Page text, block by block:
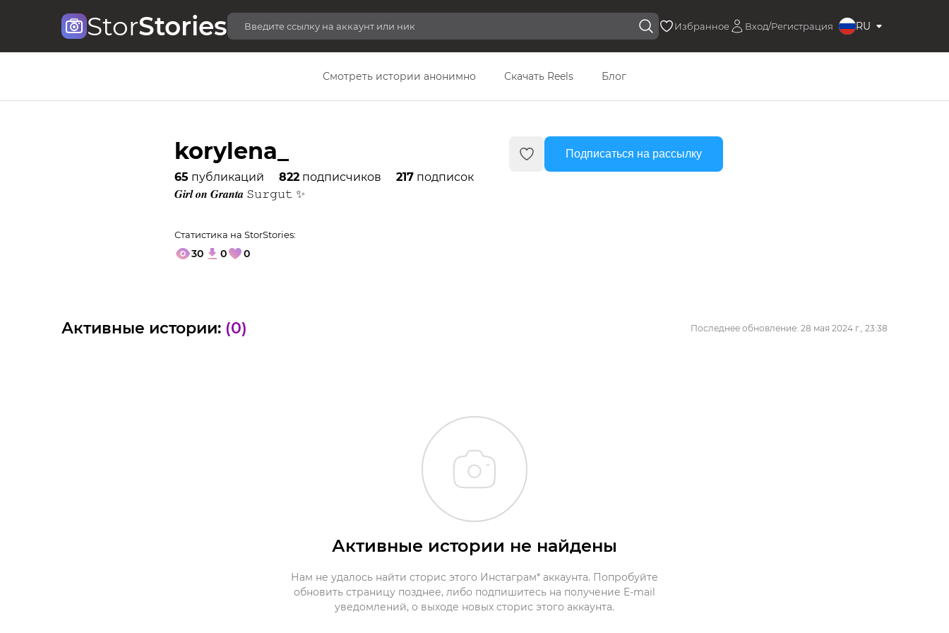
StorStories Избранное Вход/Регистрация RU
Смотреть истории анонимно Скачать Reels Блог
korylena_
65 публикаций 822 подписчиков 217 подписок
𝑮𝒊𝒓𝒍 𝒐𝒏 𝑮𝒓𝒂𝒏𝒕𝒂 𝚂𝚞𝚛𝚐𝚞𝚝 ✨
Статистика на StorStories:
30 0 0
Подписаться на рассылку
Активные истории: (0) Последнее обновление: 28 мая 2024 г., 23:38
Активные истории не найдены
Нам не удалось найти сторис этого Инстаграм* аккаунта. Попробуйте
обновить страницу позднее, либо подпишитесь на получение E-mail
уведомлений, о выходе новых сторис этого аккаунта.